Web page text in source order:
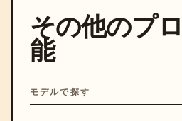
その他のプ
能
モデルで探す